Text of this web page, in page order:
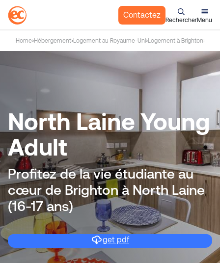
o
t
e
n
u
Contactez
RechercherMenu
Home Hébergement Logement au Royaume-Uni Logement à Brighton
North Laine Young
Adult
Profitez de la vie étudiante au
cœur de Brighton à North Laine
(16-17 ans)
get pdf